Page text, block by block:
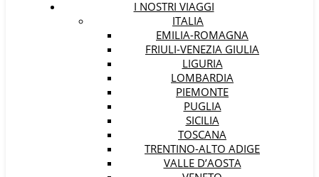
I NOSTRI VIAGGI
ITALIA
EMILIA-ROMAGNA
FRIULI-VENEZIA GIULIA
LIGURIA
LOMBARDIA
PIEMONTE
PUGLIA
SICILIA
TOSCANA
TRENTINO-ALTO ADIGE
VALLE D’AOSTA